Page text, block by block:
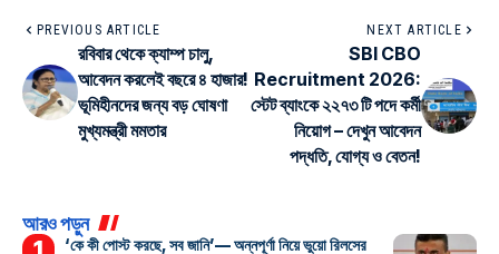
PREVIOUS ARTICLE
রবিবার থেকে ক্যাম্প চালু,
আবেদন করলেই বছরে ৪ হাজার!
ভূমিহীনদের জন্য বড় ঘোষণা
মুখ্যমন্ত্রী মমতার
NEXT ARTICLE
SBI CBO
Recruitment 2026:
স্টেট ব্যাংকে ২২৭৩ টি পদে কর্মী
নিয়োগ – দেখুন আবেদন
পদ্ধতি, যোগ্য ও বেতন!
আরও পড়ুন
‘কে কী পোস্ট করছে, সব জানি’— অন্নপূর্ণা নিয়ে ভুয়ো রিলসের